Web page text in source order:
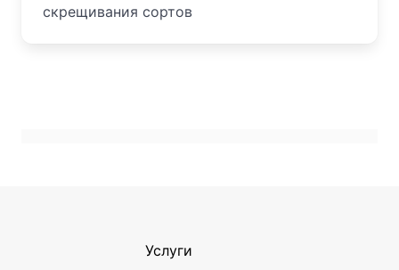
скрещивания сортов
Услуги